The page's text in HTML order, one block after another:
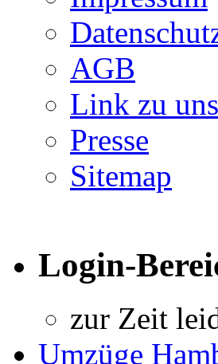
AGB
Link zu uns
Presse
Sitemap
Login-
zur Zeit
Umzüge